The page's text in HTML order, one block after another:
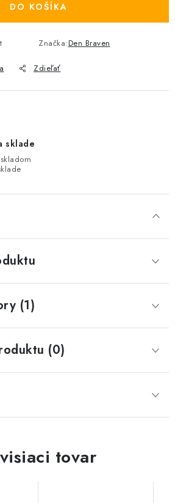
DO KOŠÍKA
Značka:Den Braven
Zdieľať
sklade
(1)
(0)
tovar